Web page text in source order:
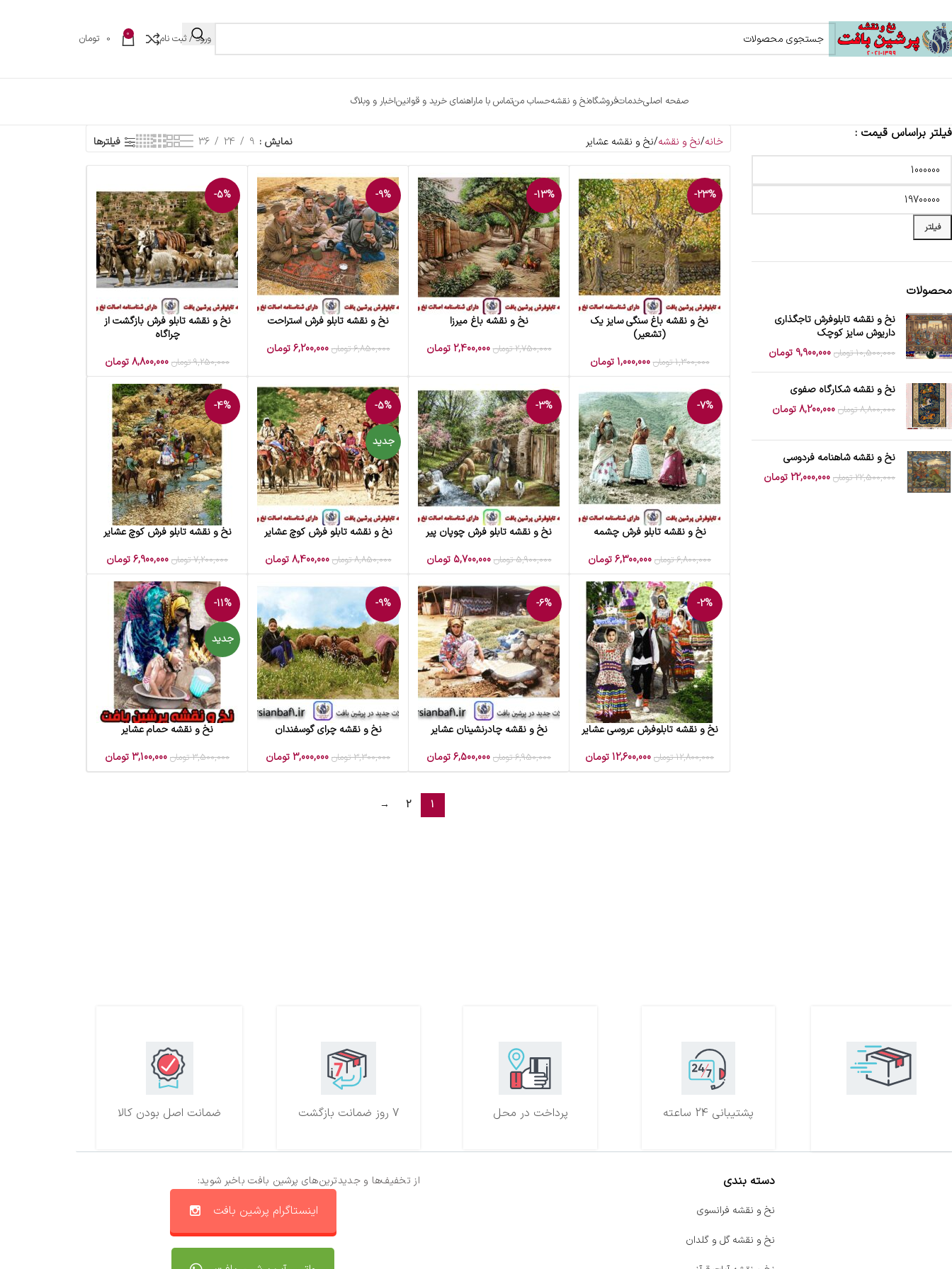
ورود / ثبت نام 0
0 تومان
صفحه اصلیخدماتفروشگاهنخ و نقشهحساب منتماس با ماراهنمای خرید و قوانیناخبار و وبلاگ
فیلتر براساس قیمت :
فیلتر
محصولات
نخ و نقشه تابلوفرش تاجگذاری
داریوش سایز کوچک
10,500,000 تومان 9,900,000 تومان
نخ و نقشه شکارگاه صفوی
8,800,000 تومان 8,200,000تومان
نخ و نقشه شاهنامه فردوسی
22,500,000 تومان 22,000,000تومان
خانه نخ و نقشه نخ و نقشه عشایر نمایش 9
24
36 فیلترها
-23%
افزودن به سبد خرید
نخ و نقشه باغ سنگی سایز یک
(تشعیر)
1,300,000 تومان 1,000,000 تومان
-13%
افزودن به سبد خرید
نخ و نقشه باغ میرزا
2,750,000 تومان 2,400,000 تومان
-9%
افزودن به سبد خرید
نخ و نقشه تابلو فرش استراحت
6,850,000 تومان 6,200,000 تومان
-5%
افزودن به سبد خرید
نخ و نقشه تابلو فرش بازگشت از
چراگاه
9,250,000 تومان 8,800,000تومان
-7%
افزودن به سبد خرید
نخ و نقشه تابلو فرش چشمه
6,800,000 تومان 6,300,000تومان
-3%
افزودن به سبد خرید
نخ و نقشه تابلو فرش چوپان پیر
5,900,000 تومان 5,700,000 تومان
-5%
جدید
افزودن به سبد خرید
نخ و نقشه تابلو فرش کوچ عشایر
8,850,000 تومان 8,400,000 تومان
-4%
افزودن به سبد خرید
نخ و نقشه تابلو فرش کوچ عشایر
7,200,000 تومان 6,900,000تومان
-2%
افزودن به سبد خرید
نخ و نقشه تابلوفرش عروسی عشایر
12,800,000 تومان 12,600,000تومان
-6%
افزودن به سبد خرید
نخ و نقشه چادرنشینان عشایر
6,950,000 تومان 6,500,000تومان
-9%
افزودن به سبد خرید
نخ و نقشه چرای گوسفندان
3,300,000 تومان 3,000,000تومان
-11%
جدید
افزودن به سبد خرید
نخ و نقشه حمام عشایر
3,500,000 تومان 3,100,000تومان
1
2
→
ضمانت اصل بودن کالا 7 روز ضمانت بازگشت پرداخت در محل پشتیبانی 24 ساعته
از تخفیف‌ها و جدیدترین‌های پرشین بافت باخبر شوید:
اینستاگرام پرشین بافت
دسته بندی
نخ و نقشه فرانسوی
نخ و نقشه گل و گلدان